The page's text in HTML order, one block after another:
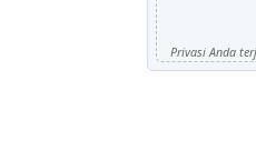
Privasi Anda